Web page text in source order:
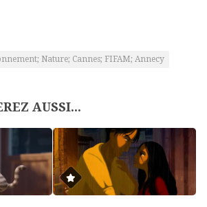
Nature; Cannes; FIFAM; Annecy
AUSSI...